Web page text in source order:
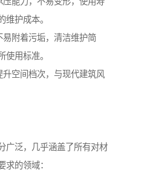
维护成本。
附着污垢，清洁维护简
使用标准。
空间档次，与现代建筑风
广泛，几乎涵盖了所有对材
求的领域：